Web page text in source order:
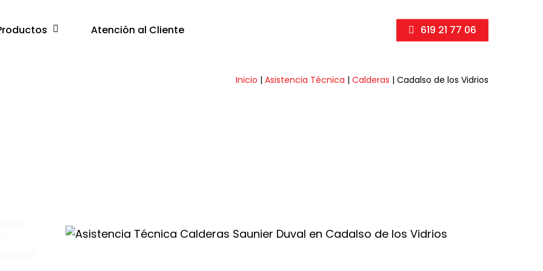
Atención al Cliente 619 21 77 06
Inicio | Asistencia Técnica | Calderas | Cadalso de los Vidrios